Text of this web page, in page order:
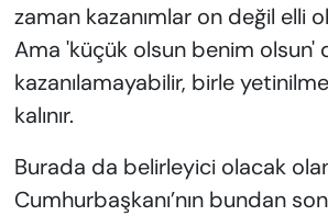
zaman kazanımlar on değil elli
Ama 'küçük olsun benim olsun'
kazanılamayabilir, birle
kalınır.
Burada da belirleyici olacak
Cumhurbaşkanı’nın bundan